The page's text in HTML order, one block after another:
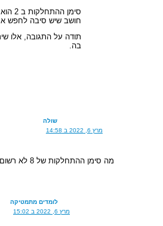
סימן
חושב שיש סיבה לחפש
תודה על התגובה, אלו
בה.
שולה
מרץ 6, 2022 ב 14:58
מה סימן ההתחלקות של 8 לא רשום פה
לומדים מתמטיקה
מרץ 6, 2022 ב 15:02